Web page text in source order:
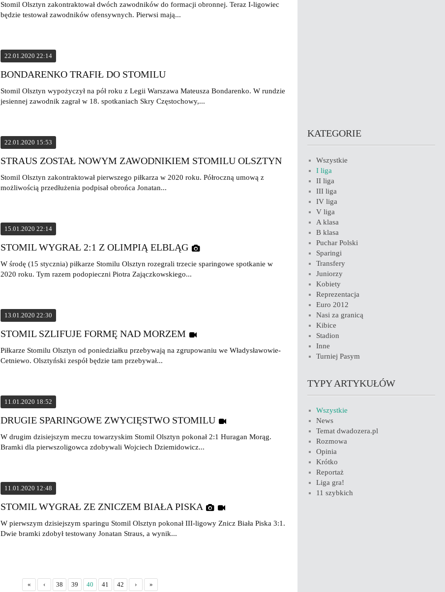
Stomil Olsztyn zakontraktował dwóch zawodników do formacji obronnej. Teraz I-ligowiec
będzie testował zawodników ofensywnych. Pierwsi mają...
22.01.2020 22:14
BONDARENKO TRAFIŁ DO STOMILU
Stomil Olsztyn wypożyczył na pół roku z Legii Warszawa Mateusza Bondarenko. W rundzie
jesiennej zawodnik zagrał w 18. spotkaniach Skry Częstochowy,...
22.01.2020 15:53
STRAUS ZOSTAŁ NOWYM ZAWODNIKIEM STOMILU OLSZTYN
Stomil Olsztyn zakontraktował pierwszego piłkarza w 2020 roku. Półroczną umową z
możliwością przedłużenia podpisał obrońca Jonatan...
15.01.2020 22:14
STOMIL WYGRAŁ 2:1 Z OLIMPIĄ ELBLĄG
W środę (15 stycznia) piłkarze Stomilu Olsztyn rozegrali trzecie sparingowe spotkanie w
2020 roku. Tym razem podopieczni Piotra Zajączkowskiego...
13.01.2020 22:30
STOMIL SZLIFUJE FORMĘ NAD MORZEM
Piłkarze Stomilu Olsztyn od poniedziałku przebywają na zgrupowaniu we Władysławowie-
Cetniewo. Olsztyński zespół będzie tam przebywał...
11.01.2020 18:52
DRUGIE SPARINGOWE ZWYCIĘSTWO STOMILU
W drugim dzisiejszym meczu towarzyskim Stomil Olsztyn pokonał 2:1 Huragan Morąg.
Bramki dla pierwszoligowca zdobywali Wojciech Dziemidowicz...
11.01.2020 12:48
STOMIL WYGRAŁ ZE ZNICZEM BIAŁA PISKA
W pierwszym dzisiejszym sparingu Stomil Olsztyn pokonał III-ligowy Znicz Biała Piska 3:1.
Dwie bramki zdobył testowany Jonatan Straus, a wynik...
« ‹ 38 39 40 41 42 › »
KATEGORIE
Wszystkie
I liga
II liga
III liga
IV liga
V liga
A klasa
B klasa
Puchar Polski
Sparingi
Transfery
Juniorzy
Kobiety
Reprezentacja
Euro 2012
Nasi za granicą
Kibice
Stadion
Inne
Turniej Pasym
TYPY ARTYKUŁÓW
Wszystkie
News
Temat dwadozera.pl
Rozmowa
Opinia
Krótko
Reportaż
Liga gra!
11 szybkich